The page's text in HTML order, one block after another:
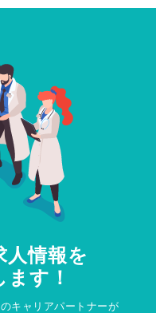
人情報を
す！
キャリアパートナーが